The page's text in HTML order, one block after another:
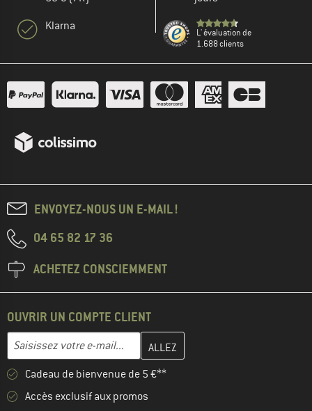
Klarna
L' évaluation de
1.688 clients
ENVOYEZ-NOUS UN E-MAIL !
04 65 82 17 36
ACHETEZ CONSCIEMMENT
OUVRIR UN COMPTE CLIENT
Adresse e-mail
Entrez votre adresse e-mail ici et créez votre compte client à la
Cadeau de bienvenue de 5 €**
Accès exclusif aux promos